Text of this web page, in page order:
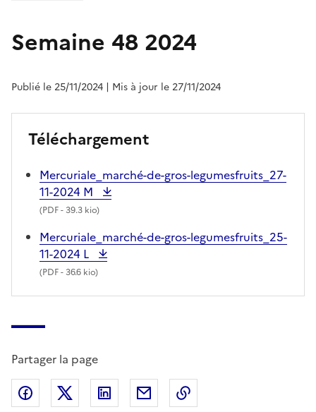
Semaine 48 2024
Publié le 25/11/2024 | Mis à jour le 27/11/2024
Téléchargement
Mercuriale_marché-de-gros-legumesfruits_27-
11-2024 M
(PDF- 39.3 kio)
Mercuriale_marché-de-gros-legumesfruits_25-
11-2024 L
(PDF- 36.6 kio)
Partager la page
Partager sur Facebook
Partager sur X (anciennement Twitter)
Partager sur LinkedIn
Partager par email